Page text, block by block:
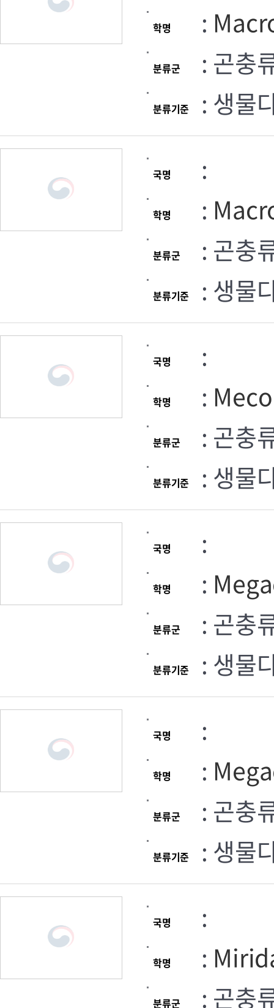
학명 :
분류군 : 곤충
분류기준 : 생물
국명 :
학명 :
분류군 : 곤충
분류기준 : 생물
국명 :
학명 :
분류군 : 곤충
분류기준 : 생물
국명 :
학명 :
분류군 : 곤충
분류기준 : 생물
국명 :
학명 :
분류군 : 곤충
분류기준 : 생물
국명 :
학명 :
분류군 : 곤충